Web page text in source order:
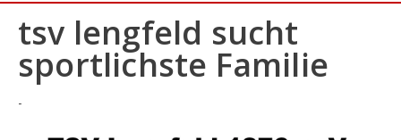
tsv lengfeld sucht
sportlichste Familie
-